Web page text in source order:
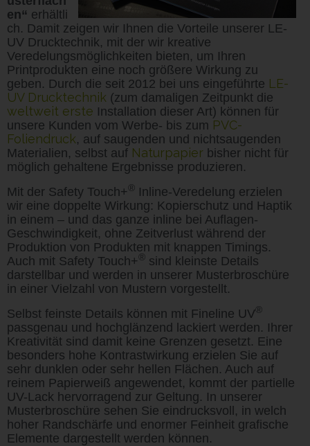
en“ erhältli
ch. Damit zeigen wir Ihnen die Vorteile unserer LE-
UV Drucktechnik, mit der wir kreative
Veredelungsmöglichkeiten bieten, um Ihren
Printprodukten eine noch größere Wirkung zu
geben. Durch die seit 2012 bei uns eingeführte LE-
UV Drucktechnik (zum damaligen Zeitpunkt die
weltweit erste Installation dieser Art) können für
unsere Kunden vom Werbe- bis zum PVC-
Foliendruck, auf saugenden und nichtsaugenden
Materialien, selbst auf Naturpapier bisher nicht für
möglich gehaltene Ergebnisse produzieren.
Mit der Safety Touch+ ®
Inline-Veredelung erzielen
wir eine doppelte Wirkung: Kopierschutz und Haptik
in einem – und das ganze inline bei Auflagen-
Geschwindigkeit, ohne Zeitverlust während der
Produktion von Produkten mit knappen Timings.
Auch mit Safety Touch+ ® sind kleinste Details
darstellbar und werden in unserer Musterbroschüre
in einer Vielzahl von Mustern vorgestellt.
Selbst feinste Details können mit Fineline UV ®
passgenau und hochglänzend lackiert werden. Ihrer
Kreativität sind damit keine Grenzen gesetzt. Eine
besonders hohe Kontrastwirkung erzielen Sie auf
sehr dunklen oder sehr hellen Flächen. Auch auf
reinem Papierweiß angewendet, kommt der partielle
UV-Lack hervorragend zur Geltung. In unserer
Musterbroschüre sehen Sie eindrucksvoll, in welch
hoher Randschärfe und enormer Feinheit grafische
Elemente dargestellt werden können.